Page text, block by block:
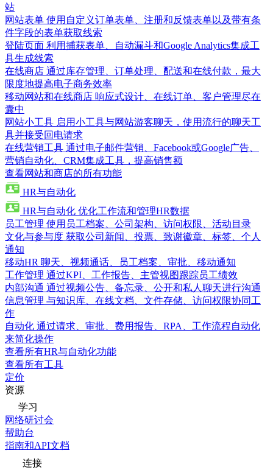
站
网站表单 使用自定义订单表单、注册和反馈表单以及带有条
件字段的表单获取线索
登陆页面 利用捕获表单、自动漏斗和Google Analytics集成工
具生成线索
在线商店 通过库存管理、订单处理、配送和在线付款，最大
限度地提高电子商务效率
移动网站和在线商店 响应式设计、在线订单、客户管理尽在
囊中
网站小工具 启用小工具与网站游客聊天，使用流行的聊天工
具并接受回电请求
在线营销工具 通过电子邮件营销、Facebook或Google广告、
营销自动化、CRM集成工具，提高销售额
查看网站和商店的所有功能
HR与自动化
HR与自动化 优化工作流和管理HR数据
员工管理 使用员工档案、公司架构、访问权限、活动目录
文化与参与度 获取公司新闻、投票、致谢徽章、标签、个人
通知
移动HR 聊天、视频通话、员工档案、审批、移动通知
工作管理 通过KPI、工作报告、主管视图跟踪员工绩效
内部沟通 通过视频公告、备忘录、公开和私人聊天进行沟通
信息管理 与知识库、在线文档、文件存储、访问权限协同工
作
自动化 通过请求、审批、费用报告、RPA、工作流程自动化
来简化操作
查看所有HR与自动化功能
查看所有工具
定价
资源
学习
网络研讨会
帮助台
指南和API文档
连接